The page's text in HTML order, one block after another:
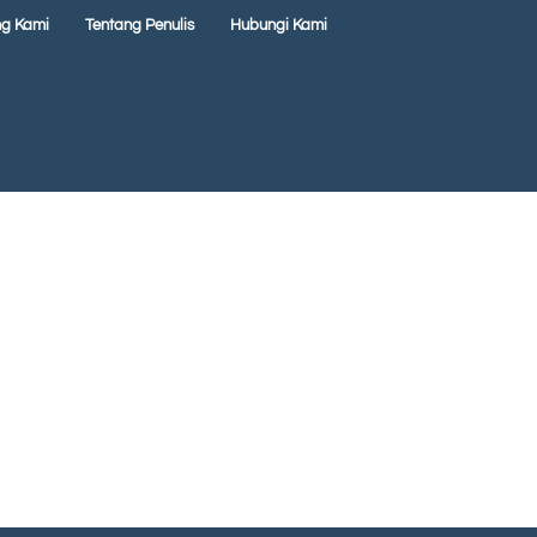
Kami Tentang Penulis Hubungi Kami